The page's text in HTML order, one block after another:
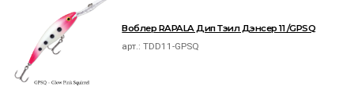
Воблер RAPALA Дип Тэил Дэнсер 11 /GPSQ
арт.:TDD11-GPSQ